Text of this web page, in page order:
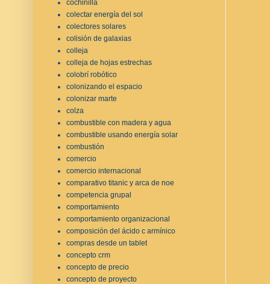
cochinilla
colectar energía del sol
colectores solares
colisión de galaxias
colleja
colleja de hojas estrechas
colobrí robótico
colonizando el espacio
colonizar marte
colza
combustible con madera y agua
combustible usando energía solar
combustión
comercio
comercio internacional
comparativo titanic y arca de noe
competencia grupal
comportamiento
comportamiento organizacional
composición del ácido c armínico
compras desde un tablet
concepto crm
concepto de precio
concepto de proyecto